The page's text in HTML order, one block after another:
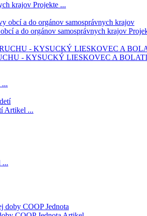
krajov Projekte ...
a do orgánov samosprávnych krajov
- KYSUCKÝ LIESKOVEC A
Artikel ...
...